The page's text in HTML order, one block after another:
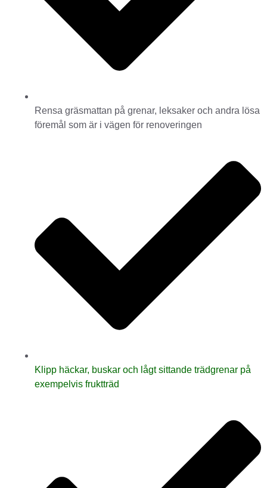
Rensa gräsmattan på grenar, leksaker och andra lösa
föremål som är i vägen för renoveringen
Klipp häckar, buskar och lågt sittande trädgrenar på
exempelvis fruktträd